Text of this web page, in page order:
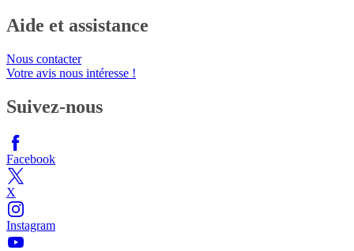
Aide et assistance
Nous contacter
Votre avis nous intéresse !
Suivez-nous
Facebook
X
Instagram